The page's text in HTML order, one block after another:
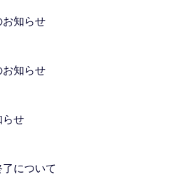
お知らせ
知らせ
らせ
について